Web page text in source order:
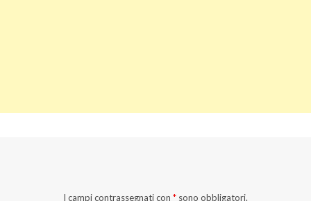
I campi contrassegnati con * sono obbligatori.